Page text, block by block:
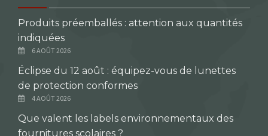
Produits préemballés : attention aux quantités
indiquées
6 AOÛT 2026
Éclipse du 12 août : équipez-vous de lunettes
de protection conformes
4 AOÛT 2026
Que valent les labels environnementaux des
fournitures scolaires ?